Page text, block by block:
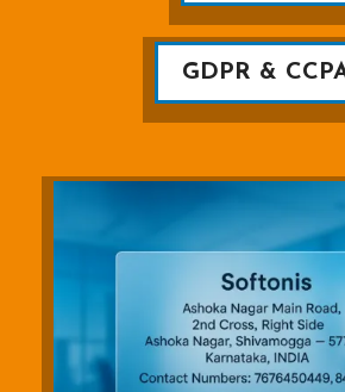
GDPR &